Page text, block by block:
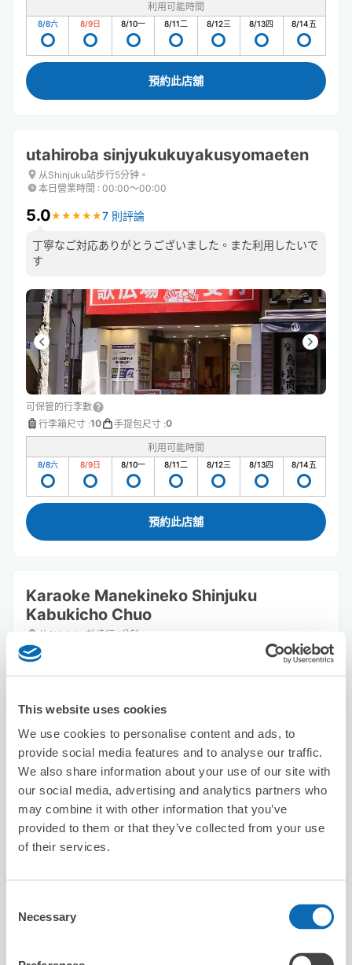
This website uses cookies
We use cookies to personalise content and ads, to
provide social media features and to analyse our traffic.
We also share information about your use of our site with
our social media, advertising and analytics partners who
may combine it with other information that you’ve
provided to them or that they’ve collected from your use
of their services.
Selection
Necessary
利用可能時間
8/8六 8/9日 8/10一 8/11二 8/12三 8/13四 8/14五
預約此店舖
utahiroba sinjyukukuyakusyomaeten
从Shinjuku站步行5分钟。
本日營業時間 : 00:00〜00:00
5.0★ ★ ★ ★ ★
★ ★ ★ ★ ★7 則評論
丁寧なご対応ありがとうございました。また利用したいで
す
可保管的行李數
行李箱尺寸 :10 手提包尺寸 :0
利用可能時間
8/8六 8/9日 8/10一 8/11二 8/12三 8/13四 8/14五
預約此店舖
Karaoke Manekineko Shinjuku
Kabukicho Chuo
从Shinjuku站步行4分钟。
本日營業時間
可保管的行李數
行李箱尺寸 : 20 手提包尺寸 : 0
利用可能時間
8/8六 8/9日